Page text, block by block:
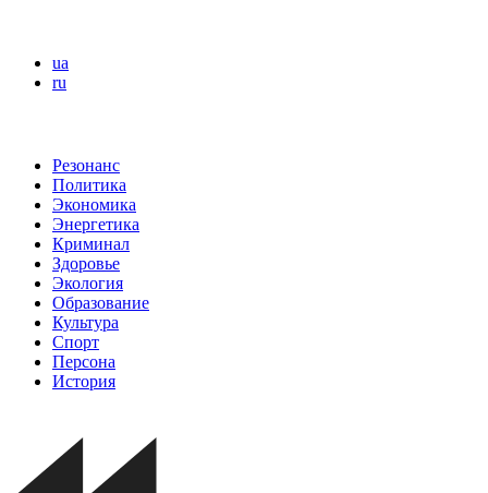
ua
ru
Резонанс
Политика
Экономика
Энергетика
Криминал
Здоровье
Экология
Образование
Культура
Спорт
Персона
История